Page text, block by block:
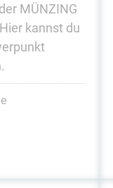
MÜNZING
kannst du